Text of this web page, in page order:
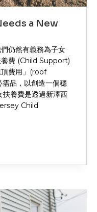
a New
仍然有義務為子女
養費 (Child Support)
頂費用」(roof
品，以創造一個穩
扶養費是透過新澤西
Child